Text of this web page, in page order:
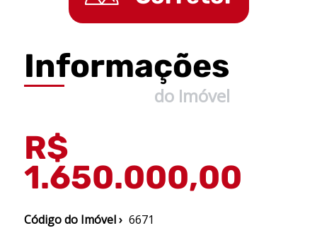
Informações
do Imóvel
R$
1.650.000,00
Código do Imóvel › 6671